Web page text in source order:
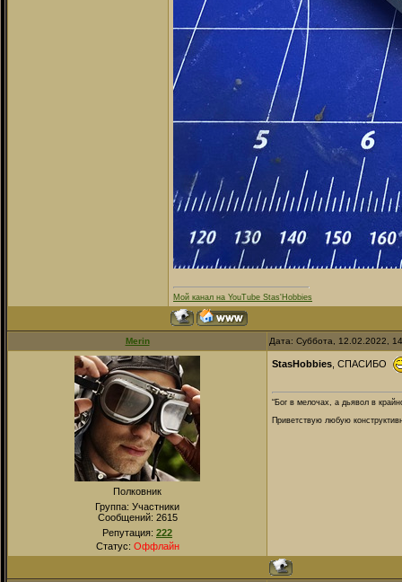
Мой канал на YouTube Stas'Hobbies
Merin Дата: Суббота, 12.02.2022,
Полковник
Группа: Участники
Сообщений: 2615
Репутация: 222
Статус: Оффлайн
StasHobbies , СПАСИБО
“Бог в мелочах, а дьявол в
Приветствую любую